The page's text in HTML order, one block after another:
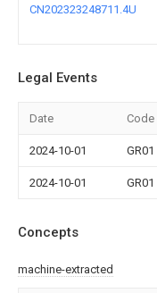
CN202323248711.4U
Legal Events
Date Code
2024-10-01 GR01
2024-10-01 GR01
Concepts
machine-extracted